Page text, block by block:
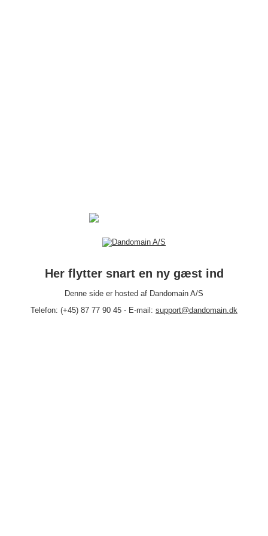
Her flytter snart en ny gæst ind
Denne side er hosted af Dandomain A/S
Telefon: (+45) 87 77 90 45 - E-mail: support@dandomain.dk